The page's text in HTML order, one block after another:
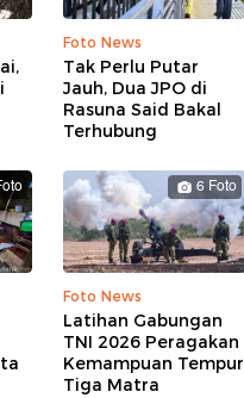
Foto News
Tak Perlu Putar
Jauh, Dua JPO di
Rasuna Said Bakal
Terhubung
6 Foto
Foto News
Latihan Gabungan
TNI 2026 Peragakan
Kemampuan Tempur
Tiga Matra